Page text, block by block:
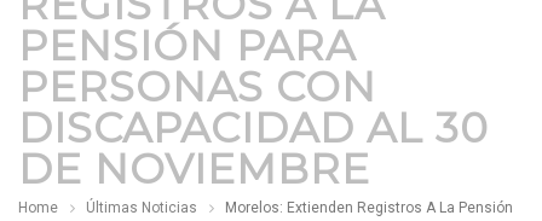
PENSIÓN PARA
PERSONAS CON
DISCAPACIDAD AL 30
DE NOVIEMBRE
Home Últimas Noticias
Morelos: Extienden Registros A La Pensión